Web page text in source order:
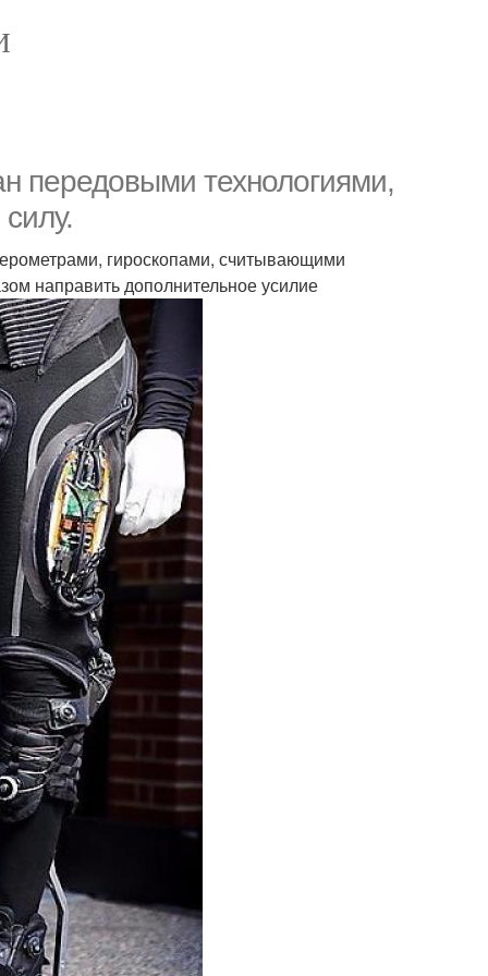
передовыми технологиями,
гироскопами, считывающими
направить дополнительное усилие